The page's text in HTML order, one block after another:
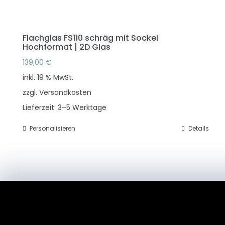
Flachglas FS110 schräg mit Sockel
Hochformat | 2D Glas
139,00 €
inkl. 19 % MwSt.
zzgl. Versandkosten
Lieferzeit: 3–5 Werktage
Personalisieren Details